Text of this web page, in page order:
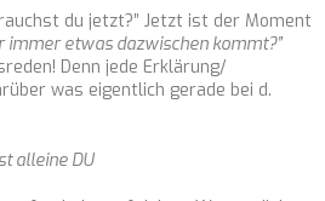
du jetzt?” Jetzt ist der Moment
immer etwas dazwischen kommt?”
Denn jede Erklärung/
was eigentlich gerade bei d.
alleine DU